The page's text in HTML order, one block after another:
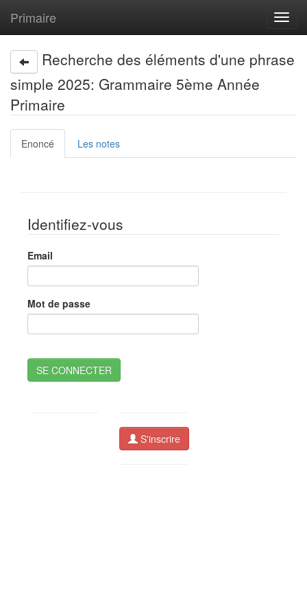
Primaire
Recherche des éléments d'une phrase
simple 2025: Grammaire 5ème Année
Primaire
Enoncé Les notes
Identifiez-vous
Email
Mot de passe
SE CONNECTER
S'inscrire